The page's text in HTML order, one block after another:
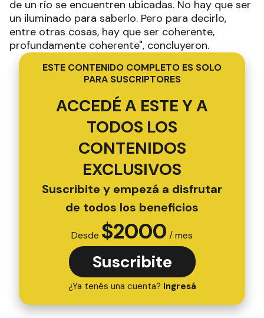
de un río se encuentren ubicadas. No hay que ser
un iluminado para saberlo. Pero para decirlo,
entre otras cosas, hay que ser coherente,
profundamente coherente", concluyeron.
ESTE CONTENIDO COMPLETO ES SOLO
PARA SUSCRIPTORES
ACCEDÉ A ESTE Y A
TODOS LOS
CONTENIDOS
EXCLUSIVOS
Suscribite y empezá a disfrutar
de todos los beneficios
Desde $2000 / mes
Suscribite
¿Ya tenés una cuenta? Ingresá